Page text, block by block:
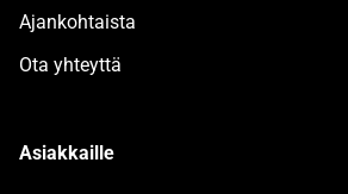
Ajankohtaista
Ota yhteyttä
Asiakkaille